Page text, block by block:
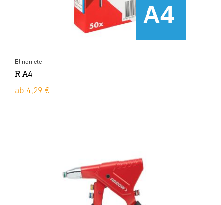
Blindniete
R A4
ab 4,29 €